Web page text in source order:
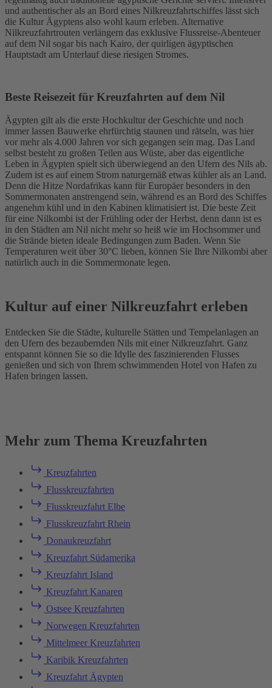
und authentischer als an Bord eines Nilkreuzfahrtschiffes lässt sich
die Kultur Ägyptens also wohl kaum erleben. Alternative
Nilkreuzfahrtrouten verlängern das exklusive Flussreise-Abenteuer
auf dem Nil sogar bis nach Kairo, der quirligen ägyptischen
Hauptstadt am Unterlauf diese riesigen Stromes.
Beste Reisezeit für Kreuzfahrten auf dem Nil
Ägypten gilt als die erste Hochkultur der Geschichte und noch
immer lassen Bauwerke ehrfürchtig staunen und rätseln, was hier
vor mehr als 4.000 Jahren vor sich gegangen sein mag. Das Land
selbst besteht zu großen Teilen aus Wüste, aber das eigentliche
Leben in Ägypten spielt sich überwiegend an den Ufern des Nils ab.
Zudem ist es auf einem Strom naturgemäß etwas kühler als an Land.
Denn die Hitze Nordafrikas kann für Europäer besonders in den
Sommermonaten anstrengend sein, während es an Bord des Schiffes
angenehm kühl und in den Kabinen klimatisiert ist. Die beste Zeit
für eine Nilkombi ist der Frühling oder der Herbst, denn dann ist es
in den Städten am Nil nicht mehr so heiß wie im Hochsommer und
die Strände bieten ideale Bedingungen zum Baden. Wenn Sie
Temperaturen weit über 30°C lieben, können Sie Ihre Nilkombi aber
natürlich auch in die Sommermonate legen.
Kultur auf einer Nilkreuzfahrt erleben
Entdecken Sie die Städte, kulturelle Stätten und Tempelanlagen an
den Ufern des bezaubernden Nils mit einer Nilkreuzfahrt. Ganz
entspannt können Sie so die Idylle des faszinierenden Flusses
genießen und sich von Ihrem schwimmenden Hotel von Hafen zu
Hafen bringen lassen.
Mehr zum Thema Kreuzfahrten
Kreuzfahrten
Flusskreuzfahrten
Flusskreuzfahrt Elbe
Flusskreuzfahrt Rhein
Donaukreuzfahrt
Kreuzfahrt Südamerika
Kreuzfahrt Island
Kreuzfahrt Kanaren
Ostsee Kreuzfahrten
Norwegen Kreuzfahrten
Mittelmeer Kreuzfahrten
Karibik Kreuzfahrten
Kreuzfahrt Ägypten